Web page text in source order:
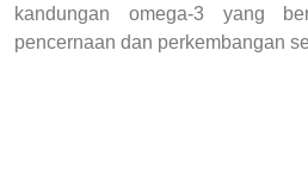
kandungan omega-3 yang
pencernaan dan perkembangan